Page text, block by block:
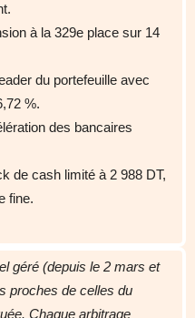
à la 329e place sur 14
du portefeuille avec
%.
des bancaires
de cash limité à 2 988 DT,
fine.
géré (depuis le 2 mars et
proches de celles du
Chaque arbitrage